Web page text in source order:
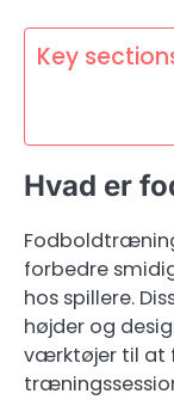
Key
Hvad er
forbedre
hos spillere.
højder og
værktøjer til at